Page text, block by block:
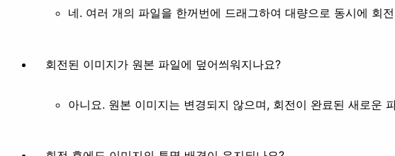
네. 여러 개의 파일을 한꺼번에 드래그하여 대량으로 동시에 회
회전된 이미지가 원본 파일에 덮어씌워지나요?
아니요. 원본 이미지는 변경되지 않으며, 회전이 완료된 새로운